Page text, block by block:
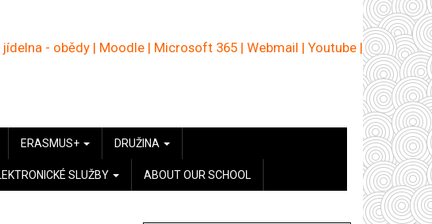
jídelna - obědy | Moodle | Microsoft 365 | Webmail | Youtube |
ERASMUS+ DRUŽINA
SLUŽBY ABOUT OUR SCHOOL